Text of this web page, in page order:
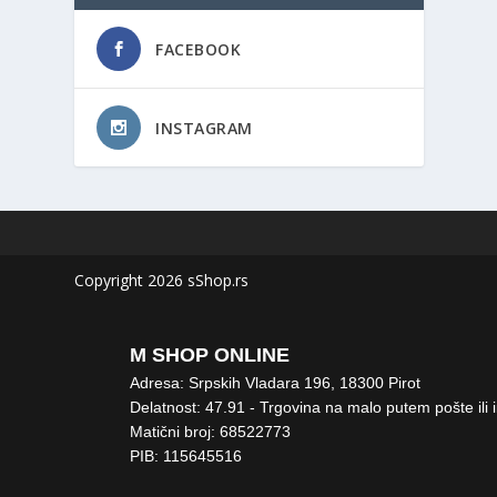
FACEBOOK
INSTAGRAM
Copyright 2026 sShop.rs
M SHOP ONLINE
Adresa: Srpskih Vladara 196, 18300 Pirot
Delatnost: 47.91 - Trgovina na malo putem pošte ili
Matični broj: 68522773
PIB: 115645516